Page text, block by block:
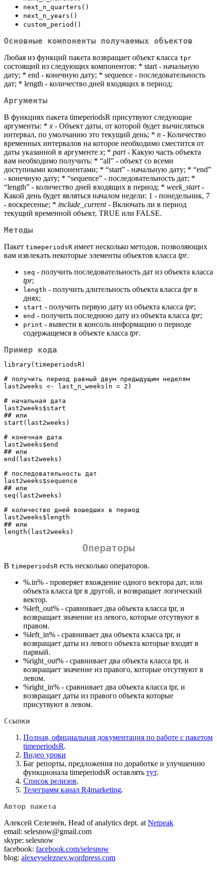
next_n_quarters()
next_n_years()
custom_period()
Основные компоненты получаемых объектов
Любая из функций пакета возвращает объект класса tpr
состоящий из следующих компонентов: * start - начальную
дату; * end - конечную дату; * sequence - последовательность
дат; * length - количество дней входящих в период;
Аргументы
В функциях пакета timeperiodsR присутвуют следующие
аргументы: * x - Объект даты, от которой будет вычисляться
интервал, по умолчанию это текущий день; * n - Количество
временных интервалов на которое необходимо сместится от
даты указанной в аргументе x; * part- Какую часть объекта
вам необходимо получить: * “all” - объект со всеми
доступными компонентами; * “start” - начальную дату; * “end”
- конечную дату; * “sequence” - последовательность дат; *
“length” - количество дней входящих в период; * week_start-
Какой день будет являться началом недели: 1 - понедельник, 7
- воскресенье; * include_current- Включать ли в период
текущий временной объект, TRUE или FALSE.
Методы
Пакет timeperiodsR имеет несколько методов, позволяющих
вам извлекать некоторые элементы объектов класса tpr.
seq - получить последовательность дат из объекта класса
tpr;
length - получить длительность объекта класса tprв
днях;
start - получить первую дату из объекта класса tpr;
end - получить последнюю дату из объекта класса tpr;
print - вывести в консоль информацию о периоде
содержащемся в объекте класса tpr.
Пример кода
library(timeperiodsR)
# получить период равный двум предыдущим неделям
last2weeks <- last_n_weeks(n = 2)
# начальная дата
last2weeks$start
## или
start(last2weeks)
# конечная дата
last2weeks$end
## или
end(last2weeks)
# последовательность дат
last2weeks$sequence
## или
seq(last2weeks)
# количество дней вошедших в период
last2weeks$length
## или
length(last2weeks)
Операторы
В timeperiodsR есть несколько операторов.
%.in% - проверяет вхождение одного вектора дат, или
объекта класса tpr в другой, и возвращает логический
вектор.
%left_out% - сравнивает два объекта класса tpr, и
возвращает значение из левого, которые отсутвуют в
правом.
%left_in% - сравнивает два объекта класса tpr, и
возвращает даты из левого объекта которые входят в
парвый.
%right_out% - сравнивает два объекта класса tpr, и
возвращает значение из правого, которые отсутвуют в
левом.
%right_in% - сравнивает два объекта класса tpr, и
возвращает даты из правого объекта которые
присутвуют в левом.
Ссылки
Полная, официальная документация по работе с пакетом
timeperiodsR.
Видео уроки
Баг репорты, предложения по доработке и улучшению
функционала timeperiodsR оставлять тут.
Список релизов.
Телеграмм канал R4marketing.
Автор пакета
Алексей Селезнёв, Head of analytics dept. at Netpeak
email: selesnow@gmail.com
skype: selesnow
facebook: facebook.com/selesnow
blog: alexeyseleznev.wordpress.com